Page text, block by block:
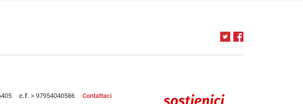
c.f. > 97954040586 Contattaci